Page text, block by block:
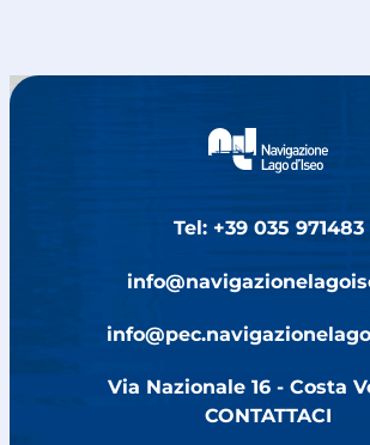
Tel: +39 035 971483
Via Nazionale 16 - Costa
CONTATTACI